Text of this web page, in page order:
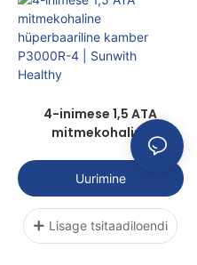
4-inimese 1,5 ATA
mitmekohaline
hüperbaariline kamber
P3000R-4 | Sunwith
Healthy
Uurimine
Lisage tsitaadiloendi